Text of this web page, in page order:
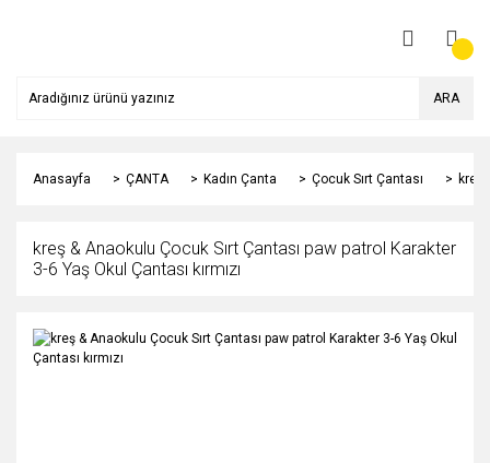
ARA
Anasayfa ÇANTA Kadın Çanta Çocuk Sırt Çantası kreş
kreş & Anaokulu Çocuk Sırt Çantası paw patrol Karakter
3-6 Yaş Okul Çantası kırmızı